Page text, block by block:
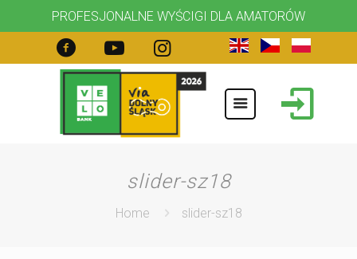
PROFESJONALNE WYŚCIGI DLA AMATORÓW
slider-sz18
Home slider-sz18